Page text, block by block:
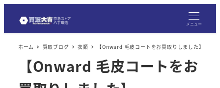
メニュー
ホーム 買取ブログ 衣類 【Onward 毛皮コートをお買取りしました】
【Onward 毛皮コートをお